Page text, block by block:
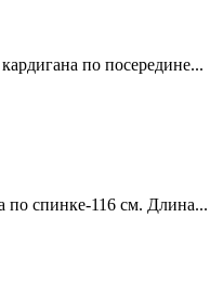
по посередине...
по спинке-116 см. Длина...